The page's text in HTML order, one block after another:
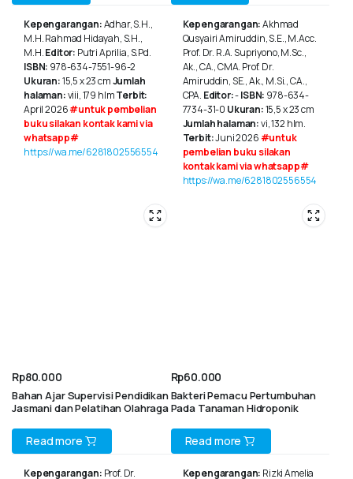
Kepengarangan:Adhar, S.H.,
M.H. Rahmad Hidayah, S.H.,
M.H.Editor: Putri Aprilia, S.Pd.
ISBN: 978-634-7551-96-2
Ukuran:15,5 x 23 cmJumlah
halaman:viii, 179 hlmTerbit:
April 2026#untuk pembelian
buku silakan kontak kami via
whatsapp#
https://wa.me/6281802556554
Kepengarangan:Akhmad
Qusyairi Amiruddin, S.E., M.Acc.
Prof. Dr. R.A. Supriyono, M.Sc.,
Ak., CA., CMA. Prof. Dr.
Amiruddin, SE., Ak., M.Si., CA.,
CPA. Editor:-ISBN: 978-634-
7734-31-0 Ukuran:15,5 x 23 cm
Jumlah halaman:vi, 132 hlm.
Terbit:Juni 2026 #untuk
pembelian buku silakan
kontak kami via whatsapp#
https://wa.me/6281802556554
Rp80.000
Bahan Ajar Supervisi Pendidikan
Jasmani dan Pelatihan Olahraga
Read more
Kepengarangan: Prof. Dr.
Rp60.000
Bakteri Pemacu Pertumbuhan
Pada Tanaman Hidroponik
Read more
Kepengarangan: Rizki Amelia